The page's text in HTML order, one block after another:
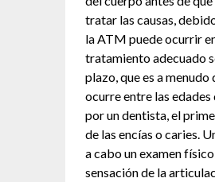
tratar las causas,
la ATM puede ocurrir
tratamiento adecuado
plazo, que es a
ocurre entre las
por un dentista, el
de las encías o caries.
a cabo un examen
sensación de la